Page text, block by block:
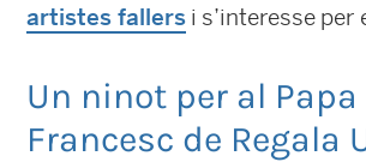
artistes fallers i s’interesse
Un ninot per al Papa
Francesc de Regala